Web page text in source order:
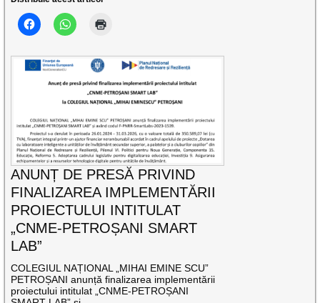
ANUNȚ DE PRESĂ PRIVIND
FINALIZAREA IMPLEMENTĂRII
PROIECTULUI INTITULAT
„CNME-PETROȘANI SMART
LAB”
COLEGIUL NAȚIONAL „MIHAI EMINE SCU”
PETROȘANI anunță finalizarea implementării
proiectului intitulat „CNME-PETROȘANI